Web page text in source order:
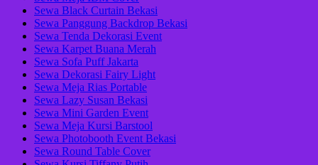
Sewa Black Curtain Bekasi
Sewa Panggung Backdrop Bekasi
Sewa Tenda Dekorasi Event
Sewa Karpet Buana Merah
Sewa Sofa Puff Jakarta
Sewa Dekorasi Fairy Light
Sewa Meja Rias Portable
Sewa Lazy Susan Bekasi
Sewa Mini Garden Event
Sewa Meja Kursi Barstool
Sewa Photobooth Event Bekasi
Sewa Round Table Cover